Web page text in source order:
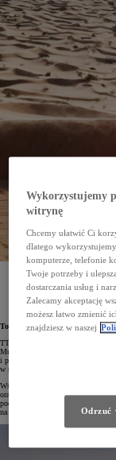
W nadchodzącej edycji
to pierwszy udział
do debiutanckich startów
Toyota Team Classic
TTC, czyli Toyota Team Classic,
Mularczyka, szefa komunikacji
i pasjonata motorsportu. TTC
w rajdach i wyścigach.
Wśród głównych zadań zespołu
oraz prezentację historycznych i
podnoszące świadomość kierowców
na torach, zloty i prezentacje.
Wykorzystujemy
witrynę
Chcemy ułatwić Ci
dlatego
komputerze, telefonie
Twoje potrzeby i
dostarczania usług i
Zalecamy akceptację
możesz łatwo zmienić
znajdziesz w naszej
Odrzuć